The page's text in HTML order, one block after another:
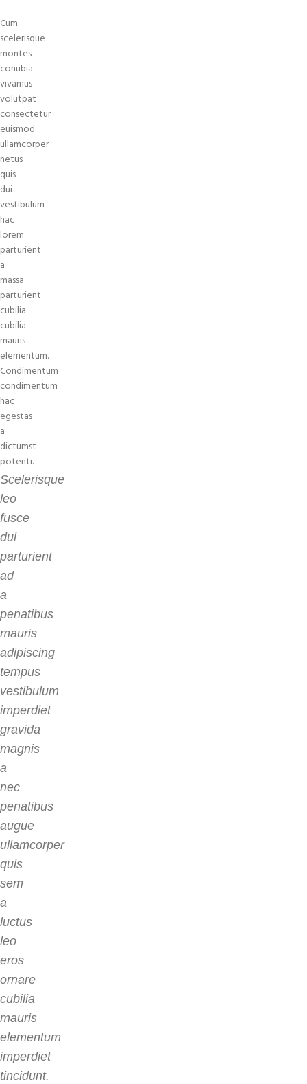
Cum
scelerisque
montes
conubia
vivamus
volutpat
consectetur
euismod
ullamcorper
netus
quis
dui
vestibulum
hac
lorem
parturient
a
massa
parturient
cubilia
cubilia
mauris
elementum.
Condimentum
condimentum
hac
egestas
a
dictumst
potenti.
Scelerisque
leo
fusce
dui
parturient
ad
a
penatibus
mauris
adipiscing
tempus
vestibulum
imperdiet
gravida
magnis
a
nec
penatibus
augue
ullamcorper
quis
sem
a
luctus
leo
eros
ornare
cubilia
mauris
elementum
imperdiet
tincidunt.